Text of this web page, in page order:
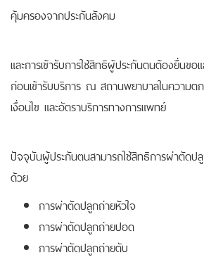
คุ้มครองจากประกันสังคม
และการเข้ารับการใช้สิทธิผู้ประกันตนต้องยื่นขอ
ก่อนเข้ารับบริการ ณ สถานพยาบาลในความต
เงื่อนไข และอัตราบริการทางการแพทย์
ปัจจุบันผู้ประกันตนสามารถใช้สิทธิการผ่าตัดป
ด้วย
การผ่าตัดปลูกถ่ายหัวใจ
การผ่าตัดปลูกถ่ายปอด
การผ่าตัดปลูกถ่ายตับ